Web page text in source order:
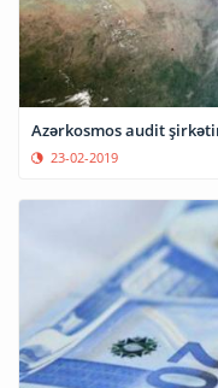
Azərkosmos audit
23-02-2019